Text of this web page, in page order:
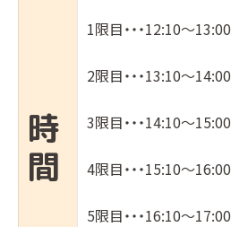
時
間
1限目・・・12:10〜13:00
2限目・・・13:10〜14:00
3限目・・・14:10〜15:00
4限目・・・15:10〜16:00
5限目・・・16:10〜17:00